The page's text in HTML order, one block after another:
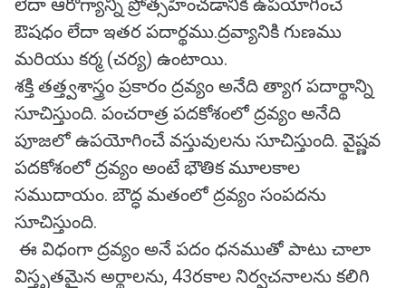
లేదా ఆరోగ్యాన్ని ప్రోత్సహించడానికి ఉపయోగించే
ఔషధం లేదా ఇతర పదార్థము.ద్రవ్యానికి గుణము
మరియు కర్మ (చర్య) ఉంటాయి.
శక్తి తత్త్వశాస్త్రం ప్రకారం ద్రవ్యం అనేది త్యాగ పదార్థాన్ని
సూచిస్తుంది. పంచరాత్ర పదకోశంలో ద్రవ్యం అనేది
పూజలో ఉపయోగించే వస్తువులను సూచిస్తుంది. వైష్ణవ
పదకోశంలో ద్రవ్యం అంటే భౌతిక మూలకాల
సముదాయం. బౌద్ధ మతంలో ద్రవ్యం సంపదను
సూచిస్తుంది.
ఈ విధంగా ద్రవ్యం అనే పదం ధనముతో పాటు చాలా
విస్తృతమైన అర్థాలను, 43రకాల నిర్వచనాలను కలిగి